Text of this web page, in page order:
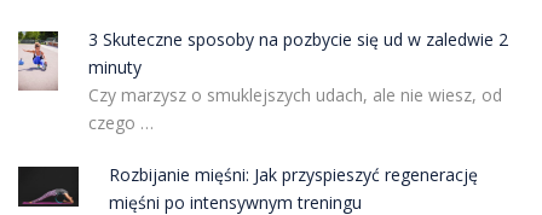
3 Skuteczne sposoby na pozbycie się ud w zaledwie 2
minuty
Czy marzysz o smuklejszych udach, ale nie wiesz, od
czego …
Rozbijanie mięśni: Jak przyspieszyć regenerację
mięśni po intensywnym treningu